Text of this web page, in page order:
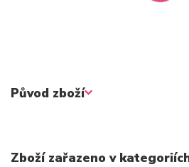
Původ zboží
Zboží zařazeno v